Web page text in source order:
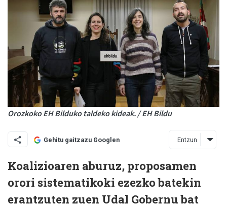
Orozkoko EH Bilduko taldeko kideak. / EH Bildu
Gehitu gaitzazu Googlen Entzun
Koalizioaren aburuz, proposamen
orori sistematikoki ezezko batekin
erantzuten zuen Udal Gobernu bat